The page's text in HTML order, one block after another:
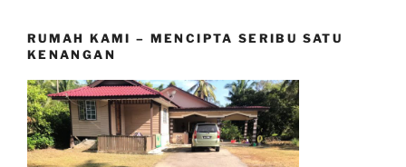
RUMAH KAMI – MENCIPTA SERIBU SATU
KENANGAN